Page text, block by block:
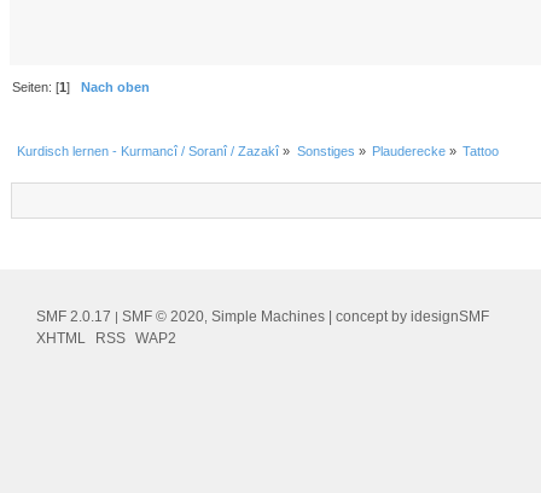
Seiten: [1]Nach oben
Kurdisch lernen - Kurmancî / Soranî / Zazakî » Sonstiges » Plauderecke» Tattoo
SMF 2.0.17 | SMF © 2020 Simple Machines | concept by idesignSMF
XHTML
RSS WAP2